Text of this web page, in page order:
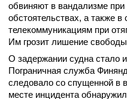
обвиняют в вандализме
обстоятельствах, а также в
телекоммуникациям при
Им грозит лишение свободы
О задержании судна стало
Пограничная служба
следовало со спущенной в
месте инцидента